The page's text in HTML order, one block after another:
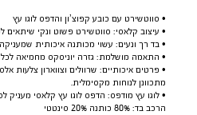
• סווטשירט עם כובע קפוצ’ון והדפס לוגו עץ
• עיצוב קלאסי: סווטשירט פשוט ונקי שיתאים
• בד רך ונעים: עשוי מכותנה איכותית
• התאמה מושלמת: גזרה יוניסקס מחמיאה לכל
• פרטים איכותיים: שרוולים וצווארון צלעות
מתכוונן לנוחות מקסימלית.
• לוגו עץ מודפס: הדפס לוגו עץ קלאסי מעניק
הרכב בד: 80% כותנה 20% סינטטי